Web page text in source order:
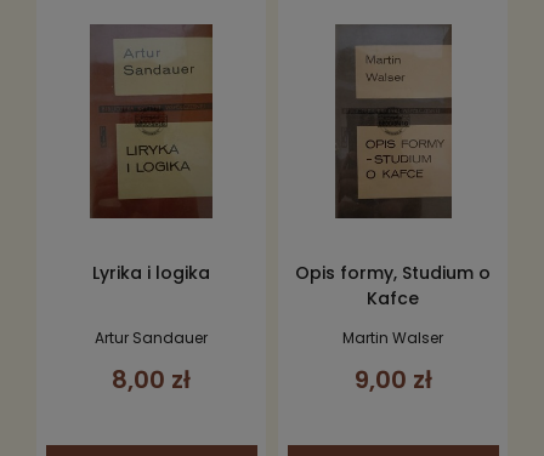
Lyrika i logika
Artur Sandauer
8,00 zł
Opis formy, Studium o
Kafce
Martin Walser
9,00 zł